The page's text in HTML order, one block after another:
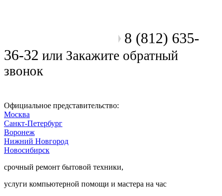
8 (812) 635-
36-32 или Закажите обратный
звонок
Официальное представительство:
Москва
Санкт-Петербург
Воронеж
Нижний Новгород
Новосибирск
срочный ремонт бытовой техники,
услуги компьютерной помощи и мастера на час